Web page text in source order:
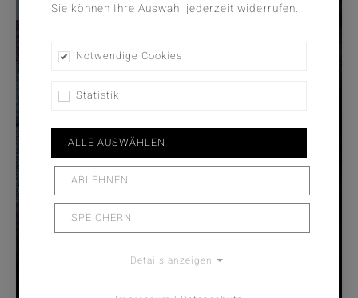
Sie können Ihre Auswahl jederzeit widerrufen.
Notwendige Cookies
Statistik
ALLE AUSWÄHLEN
ABLEHNEN
SPEICHERN
Details anzeigen